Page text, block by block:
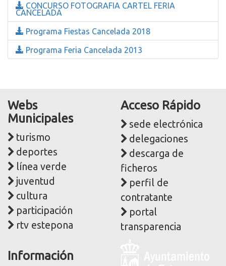
CONCURSO FOTOGRAFIA CARTEL FERIA
CANCELADA
Programa Fiestas Cancelada 2018
Programa Feria Cancelada 2013
Webs
Municipales
turismo
deportes
línea verde
juventud
cultura
participación
rtv estepona
Acceso Rápido
sede electrónica
delegaciones
descarga de
ficheros
perfil de
contratante
portal
transparencia
Información